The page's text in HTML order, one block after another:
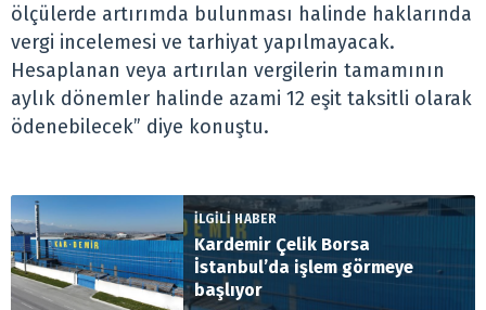
ölçülerde artırımda bulunması halinde haklarında
vergi incelemesi ve tarhiyat yapılmayacak.
Hesaplanan veya artırılan vergilerin tamamının
aylık dönemler halinde azami 12 eşit taksitli olarak
ödenebilecek” diye konuştu.
İLGİLİ HABER
Kardemir Çelik Borsa
İstanbul’da işlem görmeye
başlıyor